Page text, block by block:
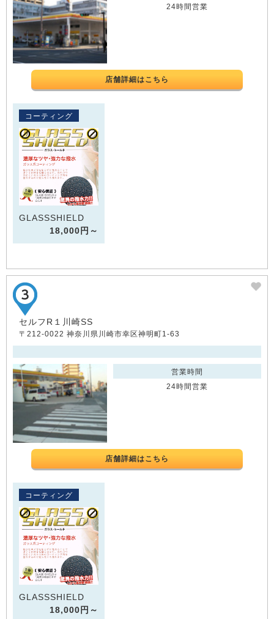
24時間営業
店舗詳細はこちら
コーティング
GLASSSHIELD
18,000円～
セルフR１川崎SS
〒212-0022 神奈川県川崎市幸区神明町1-63
営業時間
24時間営業
店舗詳細はこちら
コーティング
GLASSSHIELD
18,000円～